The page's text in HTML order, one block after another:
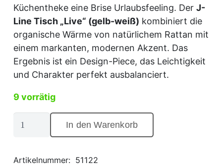
Küchentheke eine Brise Urlaubsfeeling. Der J-
Line Tisch „Live“ (gelb-weiß) kombiniert die
organische Wärme von natürlichem Rattan mit
einem markanten, modernen Akzent. Das
Ergebnis ist ein Design-Piece, das Leichtigkeit
und Charakter perfekt ausbalanciert.
9 vorrätig
"Live"
In den Warenkorb
Artikelnummer: 51122